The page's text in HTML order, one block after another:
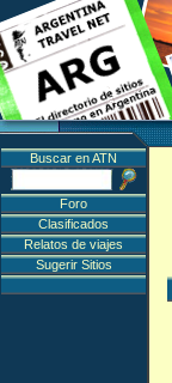
Buscar en ATN
Foro
Clasificados
Relatos de viajes
Sugerir Sitios